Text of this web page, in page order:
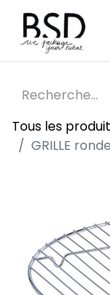
Tous les
GRILLE